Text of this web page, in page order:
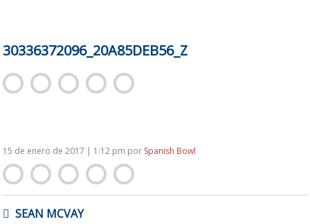
30336372096_20A85DEB56_Z
15 de enero de 2017 | 1:12 pm por Spanish Bowl
DESEAN MCVAY